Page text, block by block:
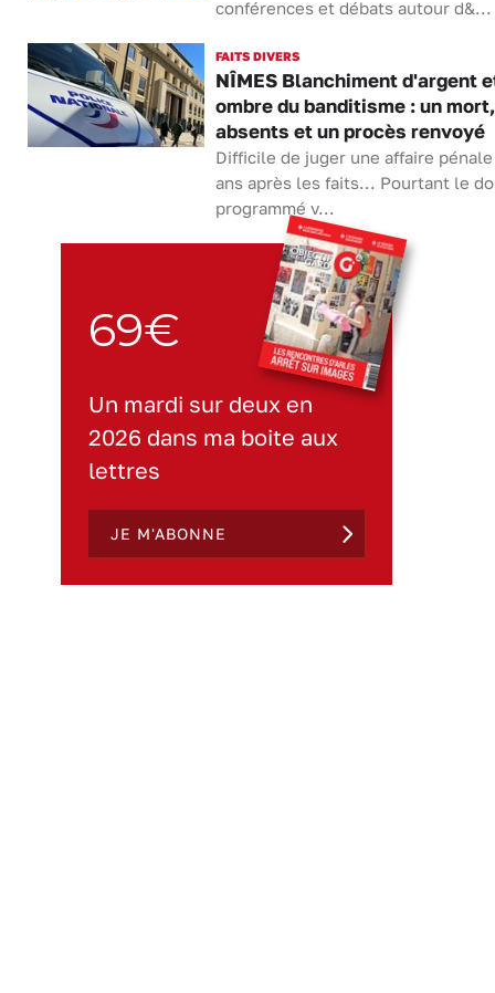
conférences et débats autour d&...
FAITS DIVERS
NÎMES Blanchiment d'argent
ombre du banditisme : un
absents et un procès renvoyé
Difficile de juger une affaire
ans après les faits... Pourtant le
programmé v...
69€
Un mardi sur deux en
2026 dans ma boite aux
lettres
JE M'ABONNE